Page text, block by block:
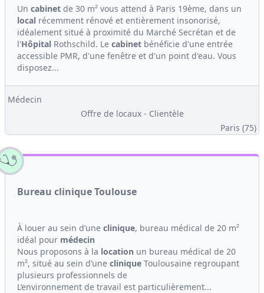
Un cabinet de 30 m² vous attend à Paris 19ème, dans un
local récemment rénové et entièrement insonorisé,
idéalement situé à proximité du Marché Secrétan et de
l'Hôpital Rothschild. Le cabinet bénéficie d'une entrée
accessible PMR, d'une fenêtre et d'un point d'eau. Vous
disposez...
Médecin
Offre de locaux - Clientèle
Paris (75)
Bureau clinique Toulouse
À louer au sein d’une clinique, bureau médical de 20 m²
idéal pour médecin
Nous proposons à la location un bureau médical de 20
m², situé au sein d’une clinique Toulousaine regroupant
plusieurs professionnels de
L’environnement de travail est particulièrement...